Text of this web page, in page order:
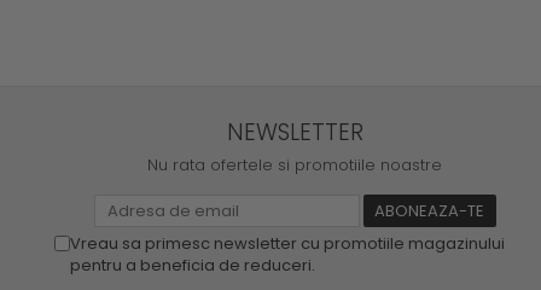
NEWSLETTER
Nu rata ofertele si promotiile noastre
Vreau sa primesc newsletter cu promotiile magazinului
pentru a beneficia de reduceri.